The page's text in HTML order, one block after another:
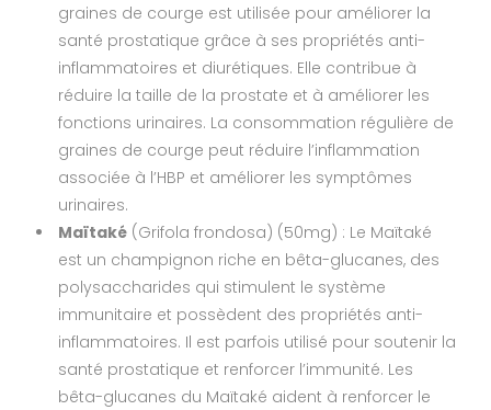
graines de courge est utilisée pour améliorer la
santé prostatique grâce à ses propriétés anti-
inflammatoires et diurétiques. Elle contribue à
réduire la taille de la prostate et à améliorer les
fonctions urinaires. La consommation régulière de
graines de courge peut réduire l’inflammation
associée à l’HBP et améliorer les symptômes
urinaires.
Maïtaké (Grifola frondosa) (50mg) : Le Maïtaké
est un champignon riche en bêta-glucanes, des
polysaccharides qui stimulent le système
immunitaire et possèdent des propriétés anti-
inflammatoires. Il est parfois utilisé pour soutenir la
santé prostatique et renforcer l’immunité. Les
bêta-glucanes du Maïtaké aident à renforcer le